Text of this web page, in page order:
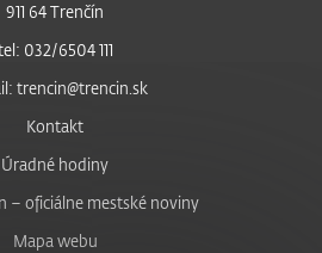
911 64 Trenčín
032/6504 111
trencin@trencin.sk
Kontakt
Úradné hodiny
– oficiálne mestské noviny
Mapa webu